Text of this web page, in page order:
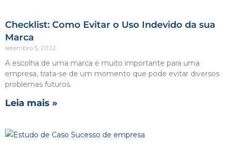
Checklist: Como Evitar o Uso Indevido da sua
Marca
setembro 5, 2022
A escolha de uma marca é muito importante para uma
empresa, trata-se de um momento que pode evitar diversos
problemas futuros.
Leia mais »